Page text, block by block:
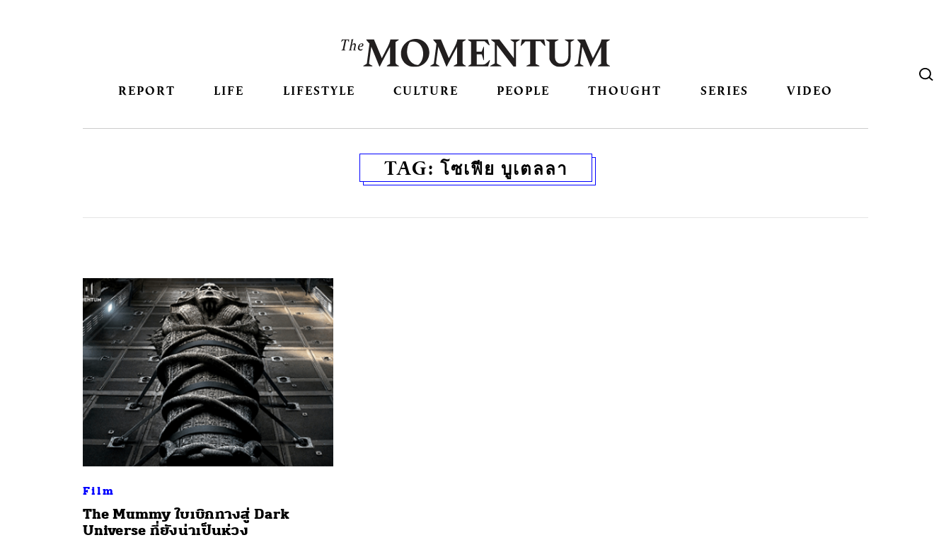
REPORT LIFE LIFESTYLE CULTURE PEOPLE THOUGHT SERIES VIDEO
TAG: โซเฟีย บูเตลลา
Film
The Mummy ใบเบิกทางสู่ Dark
Universe ที่ยังน่าเป็นห่วง